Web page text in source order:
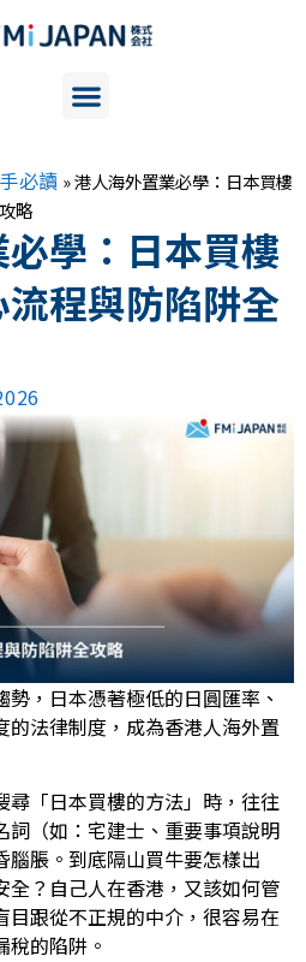
必讀 »港人海外置業必學：日本買樓
略
學：日本買樓
程與防陷阱全
，日本憑著極低的日圓匯率、
的法律制度，成為香港人海外置
尋「日本買樓的方法」時，往往
詞（如：宅建士、重要事項說明
脹。到底隔山買牛要怎樣出
全？自己人在香港，又該如何管
跟從不正規的中介，很容易在
的陷阱。